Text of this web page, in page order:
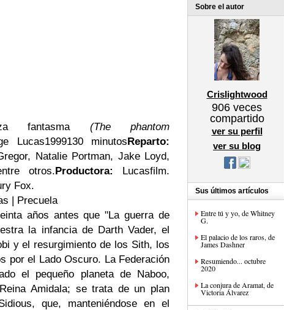
fantasma(The phantom
Lucas1999130 minutosReparto:
Natalie Portman, Jake Loyd,
otros.Productora: Lucasfilm.
Fox.
| Precuela
años antes que "La guerra de
la infancia de Darth Vader, el
y el resurgimiento de los Sith, los
por el Lado Oscuro. La Federación
el pequeño planeta de Naboo,
Amidala; se trata de un plan
que, manteniéndose en el
Sobre el autor
Crislightwood
906 veces
compartido
ver su perfil
ver su blog
Sus últimos artículos
Entre tú y yo, de Whitney
G.
El palacio de los raros, de
James Dashner
Resumiendo... octubre
2020
La conjura de Aramat, de
Victoria Álvarez